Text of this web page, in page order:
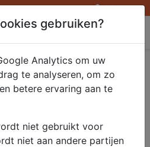
Inloggen
4x200
gebruiken?
Analytics om uw
te analyseren, om zo
betere ervaring aan te
niet gebruikt voor
niet aan andere partijen